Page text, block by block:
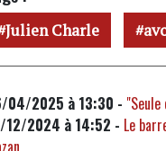
Julien Charle
04/2025 à 13:30 -
12/2024 à 14:52 - Le